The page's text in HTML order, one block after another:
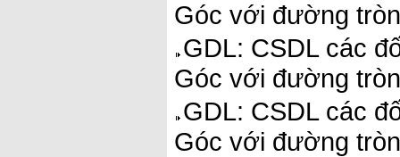
Góc với đường
GDL: CSDL các
Góc với đường
GDL: CSDL các
Góc với đường